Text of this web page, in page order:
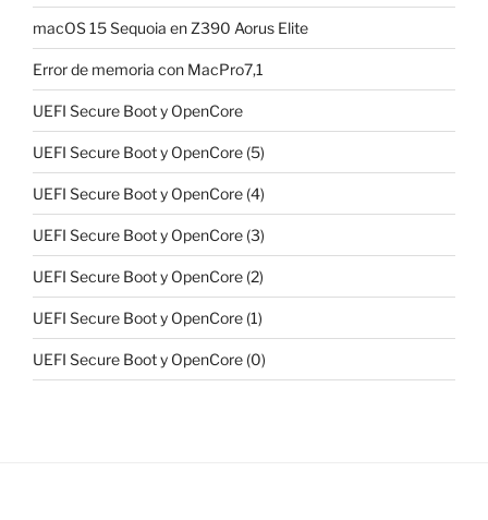
macOS 15 Sequoia en Z390 Aorus Elite
Error de memoria con MacPro7,1
UEFI Secure Boot y OpenCore
UEFI Secure Boot y OpenCore (5)
UEFI Secure Boot y OpenCore (4)
UEFI Secure Boot y OpenCore (3)
UEFI Secure Boot y OpenCore (2)
UEFI Secure Boot y OpenCore (1)
UEFI Secure Boot y OpenCore (0)